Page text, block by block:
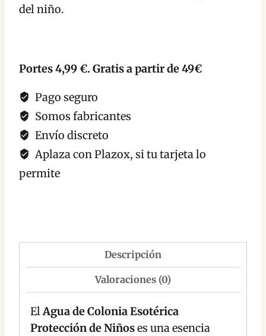
del niño.
Portes 4,99 €. Gratis a partir de 49€
Pago seguro
Somos fabricantes
Envío discreto
Aplaza con Plazox, si tu tarjeta lo
permite
Descripción
Valoraciones (0)
ElAgua de Colonia Esotérica
Protección de Niñoses una esencia